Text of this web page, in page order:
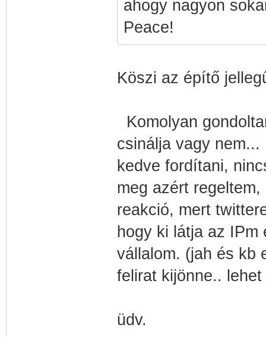
ahogy nagyon
Peace!
Köszi az építő
Komolyan
csinálja vagy
kedve fordítani,
meg azért
reakció, mert
hogy ki látja az
vállalom. (jah és kb
felirat kijönne..
üdv.